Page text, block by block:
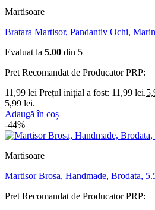
Martisoare
Bratara Martisor, Pandantiv Ochi,
Evaluat la 5.00 din 5
Pret Recomandat de ProducatorPRP:
11,99lei Prețul inițial a fost: 11,99 lei.
5,99 lei.
Adaugă în coș
-44%
Martisoare
Martisor Brosa, Handmade, Brodata,
Pret Recomandat de ProducatorPRP: